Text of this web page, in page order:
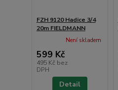
FZH 9120 Hadice 3/4
20m FIELDMANN
599 Kč
495 Kč bez
DPH
Není skladem
Detail